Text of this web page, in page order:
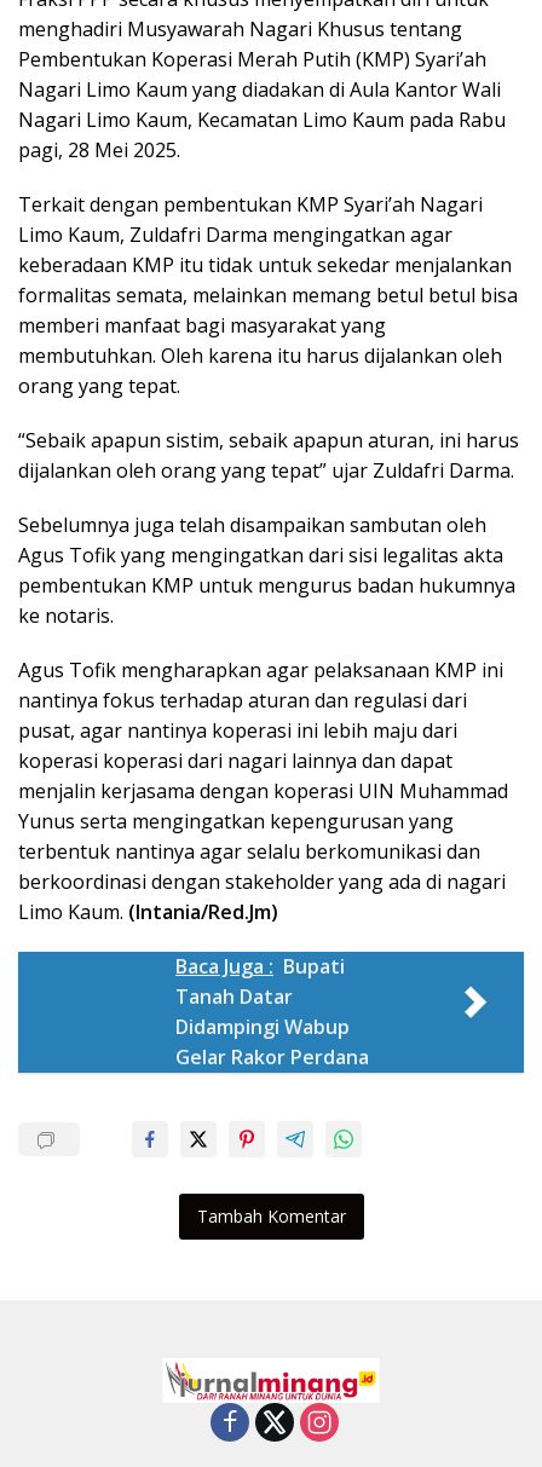
menghadiri Musyawarah Nagari Khusus tentang
Pembentukan Koperasi Merah Putih (KMP) Syari’ah
Nagari Limo Kaum yang diadakan di Aula Kantor Wali
Nagari Limo Kaum, Kecamatan Limo Kaum pada Rabu
pagi, 28 Mei 2025.
Terkait dengan pembentukan KMP Syari’ah Nagari
Limo Kaum, Zuldafri Darma mengingatkan agar
keberadaan KMP itu tidak untuk sekedar menjalankan
formalitas semata, melainkan memang betul betul bisa
memberi manfaat bagi masyarakat yang
membutuhkan. Oleh karena itu harus dijalankan oleh
orang yang tepat.
“Sebaik apapun sistim, sebaik apapun aturan, ini harus
dijalankan oleh orang yang tepat” ujar Zuldafri Darma.
Sebelumnya juga telah disampaikan sambutan oleh
Agus Tofik yang mengingatkan dari sisi legalitas akta
pembentukan KMP untuk mengurus badan hukumnya
ke notaris.
Agus Tofik mengharapkan agar pelaksanaan KMP ini
nantinya fokus terhadap aturan dan regulasi dari
pusat, agar nantinya koperasi ini lebih maju dari
koperasi koperasi dari nagari lainnya dan dapat
menjalin kerjasama dengan koperasi UIN Muhammad
Yunus serta mengingatkan kepengurusan yang
terbentuk nantinya agar selalu berkomunikasi dan
berkoordinasi dengan stakeholder yang ada di nagari
Limo Kaum. (Intania/Red.Jm)
Baca Juga : Bupati
Tanah Datar
Didampingi Wabup
Gelar Rakor Perdana
Tambah Komentar